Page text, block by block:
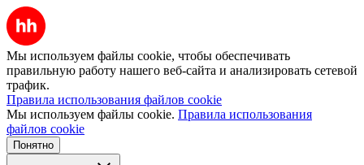
Мы используем файлы cookie, чтобы обеспечивать
правильную работу нашего веб-сайта и анализировать сетевой
трафик.
Правила использования файлов cookie
Мы используем файлы cookie. Правила использования
файлов cookie
Понятно